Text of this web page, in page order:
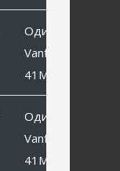
Одинарный
Vanfook SP-
41MB #1
Одинарный
Vanfook SP-
41MB #1